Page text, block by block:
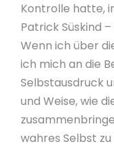
Kontrolle hatte,
Patrick Süskind
Wenn ich über
ich mich an die
Selbstausdruck
und Weise, wie
wahres Selbst zu